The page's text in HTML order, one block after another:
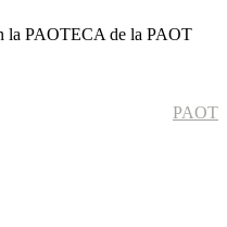
la PAOTECA de la PAOT
PAOT